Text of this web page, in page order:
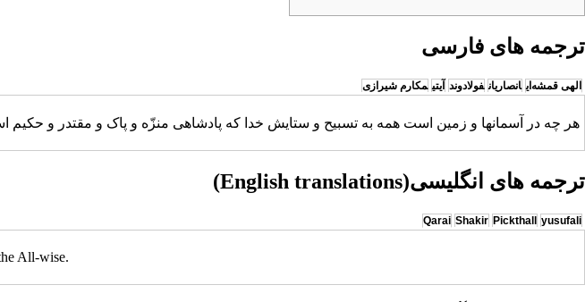
ترجمه های فارسی
الهی قمشه‌ای انصاریان فولادوند آیتی مکارم شیرازی
هر چه در آسمانها و زمین است همه به تسبیح و ستایش خدا که پادشاهی منزّه و پاک و مقتدر و حکیم
ترجمه های انگلیسی(English translations)
Qarai Shakir Pickthall yusufali
All-wise.